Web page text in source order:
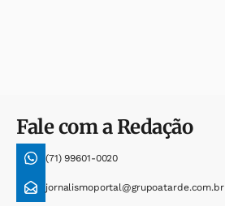
Fale com a Redação
(71) 99601-0020
jornalismoportal@grupoatarde.com.br